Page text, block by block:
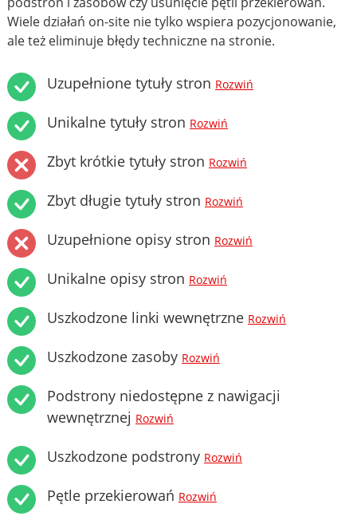
Wiele działań on-site nie tylko wspiera pozycjonowanie,
ale też eliminuje błędy techniczne na stronie.
Uzupełnione tytuły stron Rozwiń
Unikalne tytuły stron Rozwiń
Zbyt krótkie tytuły stron Rozwiń
Zbyt długie tytuły stron Rozwiń
Uzupełnione opisy stron Rozwiń
Unikalne opisy stron Rozwiń
Uszkodzone linki wewnętrzne Rozwiń
Uszkodzone zasoby Rozwiń
Podstrony niedostępne z nawigacji
wewnętrznej Rozwiń
Uszkodzone podstrony Rozwiń
Pętle przekierowań Rozwiń